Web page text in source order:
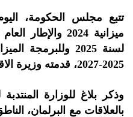
تتبع مجلس الحكومة،
ميزانية 2024
لسنة 2025
2025-2027، قدمته وزيرة الاقتصاد والمالية نادية فتاح.
وذكر بلاغ للوزارة
بالعلاقات مع البرلمان،